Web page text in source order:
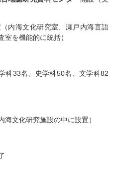
内海文化研究室、瀬戸内海言語
室を機能的に統括）
科33名、史学科50名、文学科82
海文化研究施設の中に設置）